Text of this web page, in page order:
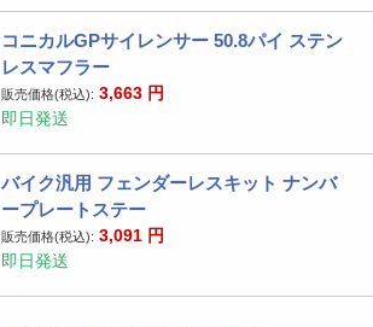
コニカルGPサイレンサー 50.8パイ ステン
レスマフラー
販売価格(税込): 3,663 円
即日発送
バイク汎用 フェンダーレスキット ナンバ
ープレートステー
販売価格(税込): 3,091 円
即日発送